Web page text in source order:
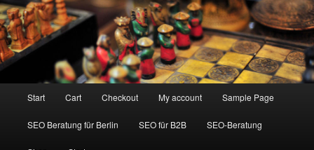
Start Cart Checkout My account Sample Page
SEO Beratung für Berlin SEO für B2B SEO-Beratung